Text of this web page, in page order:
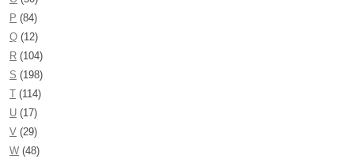
P (84)
Q (12)
R (104)
S (198)
T (114)
U (17)
V (29)
W (48)